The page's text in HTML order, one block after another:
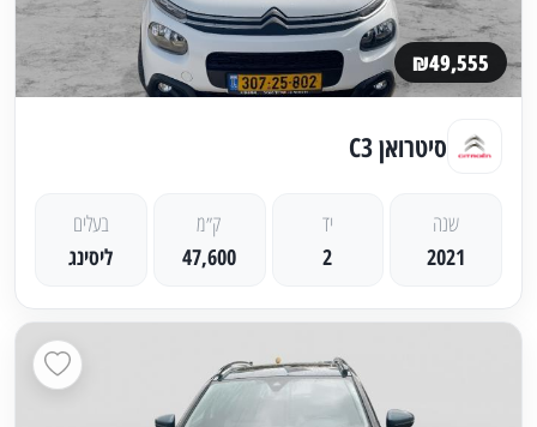
₪49,555
סיטרואן C3
שנה
2021
יד
2
ק״מ
47,600
בעלים
ליסינג